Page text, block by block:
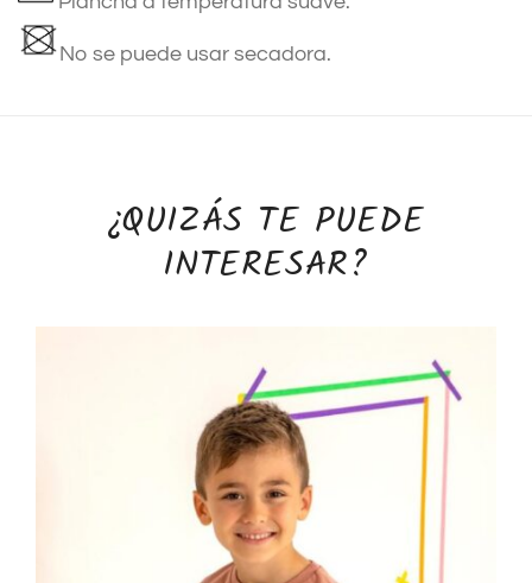
No se puede usar secadora.
¿QUIZÁS TE PUEDE
INTERESAR?